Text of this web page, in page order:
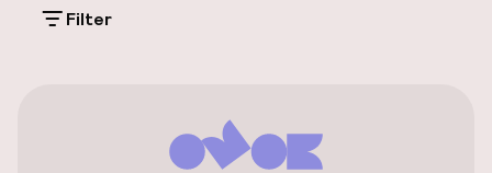
(buiten)
Luchthavenshuttle
Filter